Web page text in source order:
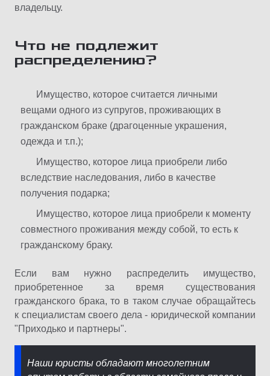
владельцу.
Что не подлежит
распределению?
Имущество, которое считается личными
вещами одного из супругов, проживающих в
гражданском браке (драгоценные украшения,
одежда и т.п.);
Имущество, которое лица приобрели либо
вследствие наследования, либо в качестве
получения подарка;
Имущество, которое лица приобрели к моменту
совместного проживания между собой, то есть к
гражданскому браку.
Если вам нужно распределить имущество,
приобретенное за время существования
гражданского брака, то в таком случае обращайтесь
к специалистам своего дела - юридической компании
"Приходько и партнеры".
Наши юристы обладают многолетним